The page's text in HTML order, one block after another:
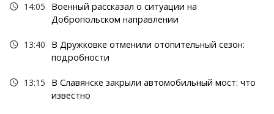
14:05
Военный рассказал о ситуации на
Добропольском направлении
13:40
В Дружковке отменили отопительный сезон:
подробности
13:15
В Славянске закрыли автомобильный мост: что
известно